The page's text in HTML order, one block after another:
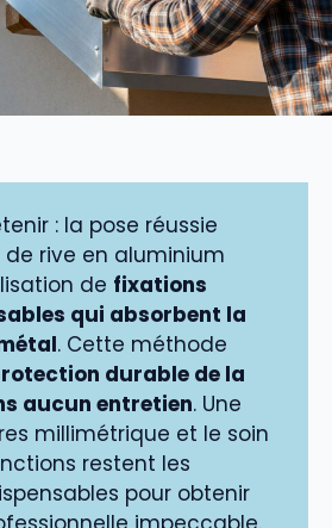
: la pose réussie
de rive en aluminium
de fixations
qui absorbent la
. Cette méthode
durable de la
aucun entretien. Une
millimétrique et le soin
restent les
pour obtenir